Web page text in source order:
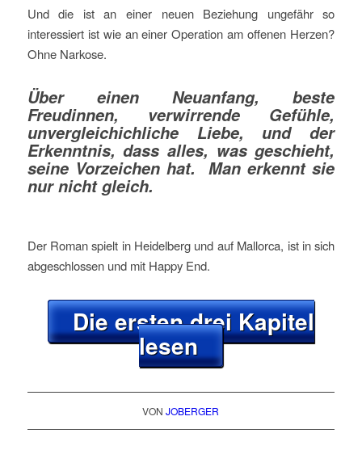
Und die ist an einer neuen Beziehung ungefähr so
interessiert ist wie an einer Operation am offenen Herzen?
Ohne Narkose.
Über einen Neuanfang, beste
Freudinnen, verwirrende Gefühle,
unvergleichichliche Liebe, und der
Erkenntnis, dass alles, was geschieht,
seine Vorzeichen hat. Man erkennt sie
nur nicht gleich.
Der Roman spielt in Heidelberg und auf Mallorca, ist in sich
abgeschlossen und mit Happy End.
Die ersten drei Kapitel
lesen
VONJOBERGER